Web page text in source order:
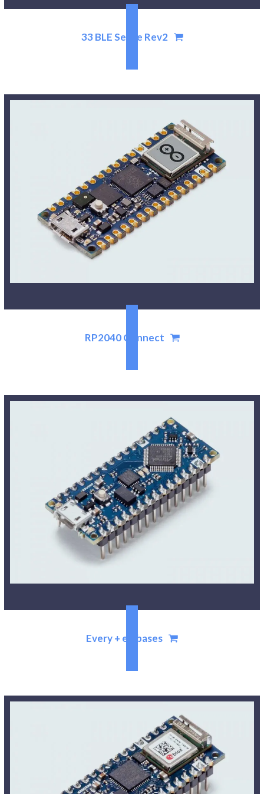
33 BLE Sense Rev2
RP2040 Connect
Every + embases